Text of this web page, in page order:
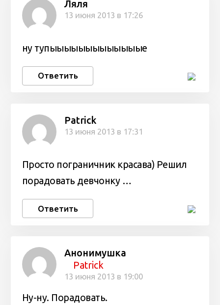
Ляля
13 июня 2013 в 17:26
ну тупыыыыыыыыыыыыые
Ответить
Patrick
13 июня 2013 в 17:31
Просто пограничник красава) Решил
порадовать девчонку …
Ответить
Анонимушка
Patrick
13 июня 2013 в 19:00
Ну-ну. Порадовать.